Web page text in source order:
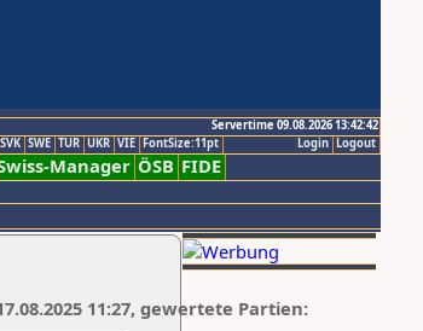
Servertime 09.08.2026 13:42:42
Logout
Login
SVK SWE TUR UKR VIE FontSize:11pt
Manager ÖSB FIDE
11:27, gewertete Partien: